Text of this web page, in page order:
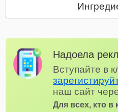
Надоела
Вступайте в
наш сайт
Для всех, кто в